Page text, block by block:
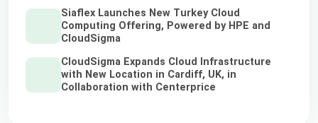
Siaflex Launches New Turkey Cloud
Computing Offering, Powered by HPE and
CloudSigma
CloudSigma Expands Cloud Infrastructure
with New Location in Cardiff, UK, in
Collaboration with Centerprice